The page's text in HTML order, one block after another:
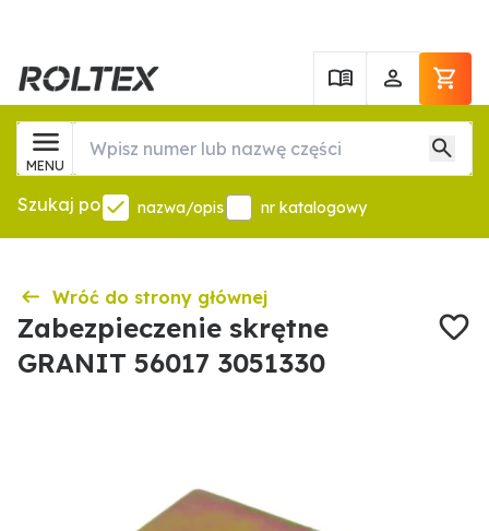
MENU
Szukaj po nazwa/opis nr katalogowy
Wróć do strony głównej
Zabezpieczenie skrętne
GRANIT 56017 3051330